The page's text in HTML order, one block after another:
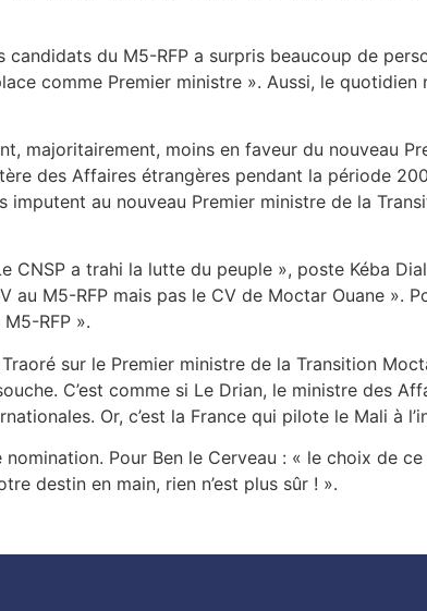
du M5-RFP a surpris beaucoup de
comme Premier ministre ». Aussi, le quotidien
majoritairement, moins en faveur du nouveau
des Affaires étrangères pendant la période
au nouveau Premier ministre de la
a trahi la lutte du peuple », poste Kéba
au M5-RFP mais pas le CV de Moctar Ouane ».
RFP ».
sur le Premier ministre de la Transition
C’est comme si Le Drian, le ministre des
Or, c’est la France qui pilote le Mali à
Pour Ben le Cerveau : « le choix de
destin en main, rien n’est plus sûr ! ».